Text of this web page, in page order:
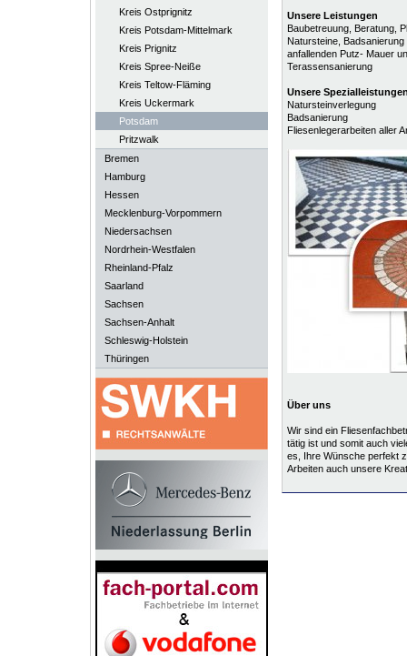
Kreis Ostprignitz
Kreis Potsdam-Mittelmark
Kreis Prignitz
Kreis Spree-Neiße
Kreis Teltow-Fläming
Kreis Uckermark
Potsdam
Pritzwalk
Bremen
Hamburg
Hessen
Mecklenburg-Vorpommern
Niedersachsen
Nordrhein-Westfalen
Rheinland-Pfalz
Saarland
Sachsen
Sachsen-Anhalt
Schleswig-Holstein
Thüringen
Unsere Leistungen
Baubetreuung, Beratung,
Natursteine,
anfallenden Putz- Mauer
Terassensanierung
Unsere
Natursteinverlegung
Badsanierung
Fliesenlegerarbeiten aller
Über uns
Wir sind ein
tätig ist und somit auch
es, Ihre Wünsche perfekt
Arbeiten auch unsere